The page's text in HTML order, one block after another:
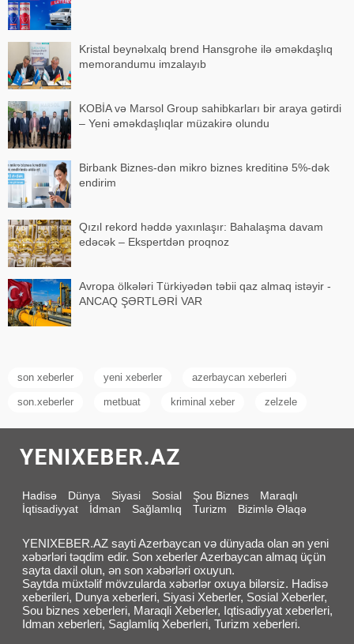
Kristal beynəlxalq brend Hansgrohe ilə əməkdaşlıq
memorandumu imzalayıb
KOBİA və Marsol Group sahibkarları bir araya gətirdi
– Yeni əməkdaşlıqlar müzakirə olundu
Birbank Biznes-dən mikro biznes kreditinə 5%-dək
endirim
Qızıl rekord həddə yaxınlaşır: Bahalaşma davam
edəcək – Ekspertdən proqnoz
Avropa ölkələri Türkiyədən təbii qaz almaq istəyir -
ANCAQ ŞƏRTLƏRİ VAR
son xeberler yeni xeberler azerbaycan xeberleri
son.xeberler metbuat kriminal xeber zelzele
Hadisə Dünya Siyasi Sosial Şou Biznes
Maraqlı
İqtisadiyyat
İdman Sağlamlıq Turizm Bizimlə Əlaqə
YENIXEBER.AZ sayti Azerbaycan və dünyada olan ən yeni
xəbərləri təqdim edir. Son xeberler Azerbaycan almaq üçün
sayta daxil olun, ən son xəbərləri oxuyun.
Saytda müxtəlif mövzularda xəbərlər oxuya bilərsiz. Hadisə
xeberileri, Dunya xeberleri, Siyasi Xeberler, Sosial Xeberler,
Sou biznes xeberleri, Maraqli Xeberler, Iqtisadiyyat xeberleri,
Idman xeberleri, Saglamliq Xeberleri, Turizm xeberleri.